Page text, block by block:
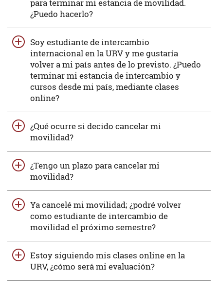
para terminar mi estancia de movilidad.
¿Puedo hacerlo?
Soy estudiante de intercambio
internacional en la URV y me gustaría
volver a mi país antes de lo previsto. ¿Puedo
terminar mi estancia de intercambio y
cursos desde mi país, mediante clases
online?
¿Qué ocurre si decido cancelar mi
movilidad?
¿Tengo un plazo para cancelar mi
movilidad?
Ya cancelé mi movilidad; ¿podré volver
como estudiante de intercambio de
movilidad el próximo semestre?
Estoy siguiendo mis clases online en la
URV, ¿cómo será mi evaluación?